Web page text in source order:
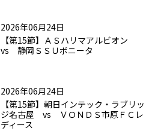
2026年06月24日
【第15節】ＡＳハリマアルビオン
vs 静岡ＳＳＵボニータ
2026年06月24日
【第15節】朝日インテック・ラブリッ
ジ名古屋 vs ＶＯＮＤＳ市原ＦＣレ
ディース